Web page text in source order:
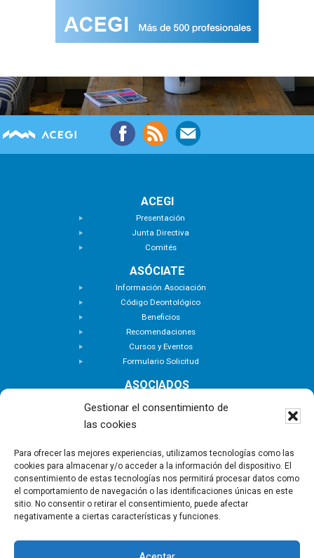
Gestionar el consentimiento de
las cookies
Para ofrecer las mejores experiencias, utilizamos tecnologías como las
cookies para almacenar y/o acceder a la información del dispositivo. El
consentimiento de estas tecnologías nos permitirá procesar datos como
el comportamiento de navegación o las identificaciones únicas en este
sitio. No consentir o retirar el consentimiento, puede afectar
negativamente a ciertas características y funciones.
ACEGI
Presentación
Junta Directiva
Comités
ASÓCIATE
Información Asociación
Código Deontológico
Beneficios
Recomendaciones
Cursos y Eventos
Formulario Solicitud
ASOCIADOS
Zona Privada
ACTUALIDAD
Notas de Prensa
Noticias
Nuevas Incorporaciones
CONTACTO